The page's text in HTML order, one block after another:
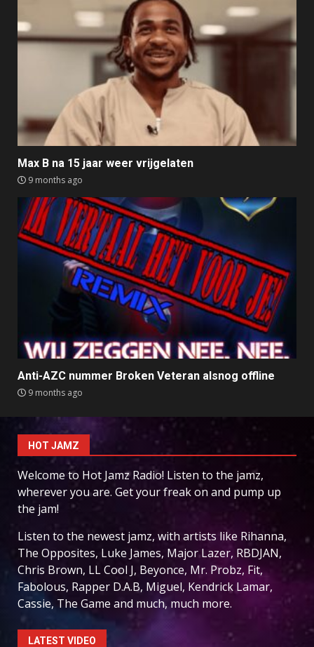
Max B na 15 jaar weer vrijgelaten
9 months ago
Anti-AZC nummer Broken Veteran alsnog offline
9 months ago
HOT JAMZ
Welcome to Hot Jamz Radio! Listen to the jamz,
wherever you are. Get your freak on and pump up
the jam!
Listen to the newest jamz, with artists like Rihanna,
The Opposites, Luke James, Major Lazer, RBDJAN,
Chris Brown, LL Cool J, Beyonce, Mr. Probz, Fit,
Fabolous, Rapper D.A.B, Miguel, Kendrick Lamar,
Cassie, The Game and much, much more.
LATEST VIDEO